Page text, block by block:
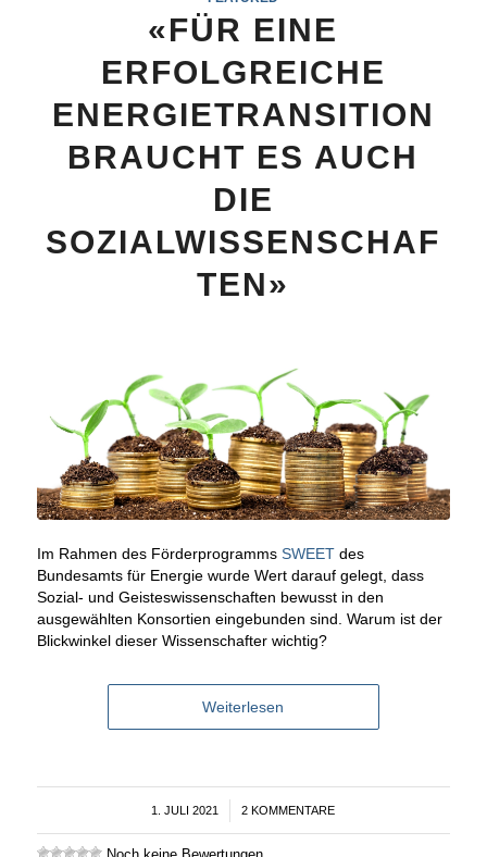
«FÜR EINE
ERFOLGREICHE
ENERGIETRANSITION
BRAUCHT ES AUCH
DIE
SOZIALWISSENSCHAF
TEN»
Im Rahmen des Förderprogramms SWEETdes
Bundesamts für Energie wurde Wert darauf gelegt, dass
Sozial- und Geisteswissenschaften bewusst in den
ausgewählten Konsortien eingebunden sind. Warum ist der
Blickwinkel dieser Wissenschafter wichtig?
Weiterlesen
1. JULI 2021 2 KOMMENTARE